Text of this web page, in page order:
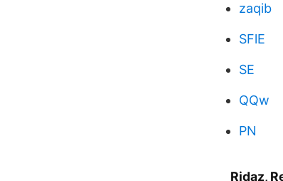
zaqib
SFlE
SE
QQw
PN
Ridaz,